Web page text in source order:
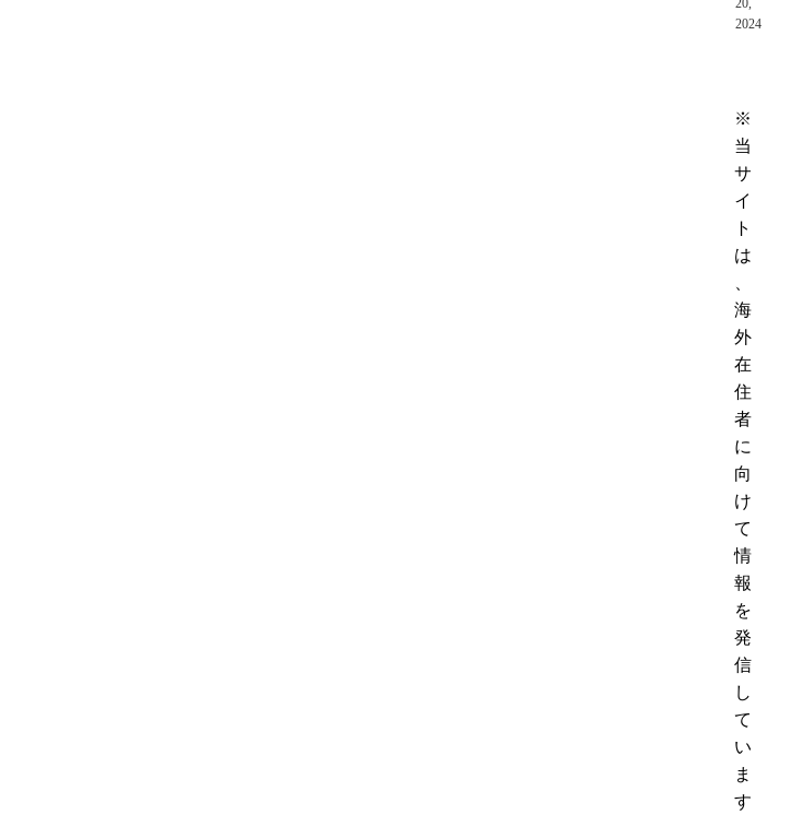
20,
2024
※
当
サ
イ
ト
は
海
外
在
住
者
に
向
け
て
情
報
を
発
信
し
て
い
ま
す